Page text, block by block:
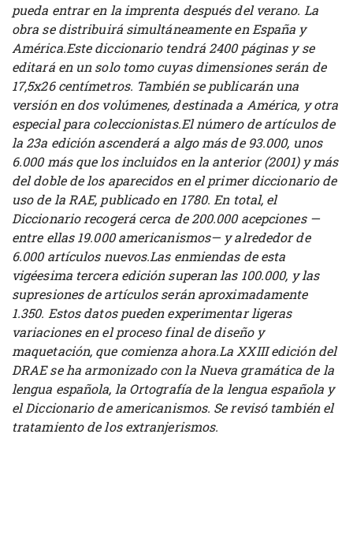
pueda entrar en la imprenta después del verano. La
obra se distribuirá simultáneamente en España y
América.Este diccionario tendrá 2400 páginas y se
editará en un solo tomo cuyas dimensiones serán de
17,5x26 centímetros. También se publicarán una
versión en dos volúmenes, destinada a América, y otra
especial para coleccionistas.El número de artículos de
la 23a edición ascenderá a algo más de 93.000, unos
6.000 más que los incluidos en la anterior (2001) y más
del doble de los aparecidos en el primer diccionario de
uso de la RAE, publicado en 1780. En total, el
Diccionario recogerá cerca de 200.000 acepciones —
entre ellas 19.000 americanismos— y alrededor de
6.000 artículos nuevos.Las enmiendas de esta
vigéesima tercera edición superan las 100.000, y las
supresiones de artículos serán aproximadamente
1.350. Estos datos pueden experimentar ligeras
variaciones en el proceso final de diseño y
maquetación, que comienza ahora.La XXIII edición del
DRAE se ha armonizado con la Nueva gramática de la
lengua española, la Ortografía de la lengua española y
elDiccionario de americanismos. Se revisó también el
tratamiento de los extranjerismos.